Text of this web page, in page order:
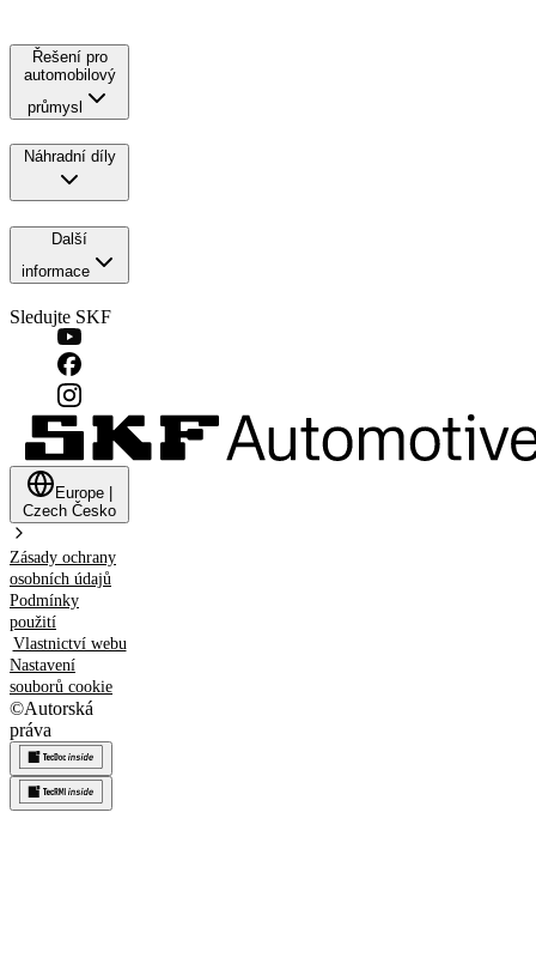
Řešení pro
automobilový
průmysl
Náhradní díly
Další
informace
Sledujte SKF
Europe
Czech Česko
Zásady ochrany
osobních údajů
Podmínky
použití
Vlastnictví webu
Nastavení
souborů cookie
©Autorská
práva